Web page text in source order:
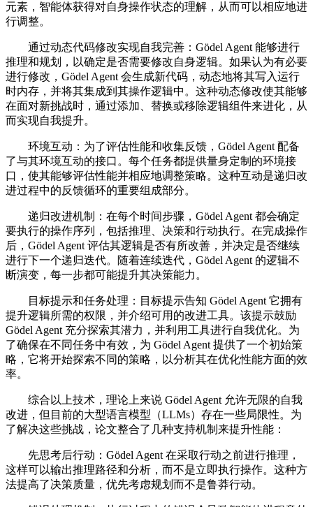
元素，智能体获得对自身操作状态的理解，从而可以相应地进
行调整。
通过动态代码修改实现自我完善：Gödel Agent 能够进行
推理和规划，以确定是否需要修改自身逻辑。如果认为有必要
进行修改，Gödel Agent 会生成新代码，动态地将其写入运行
时内存，并将其集成到其操作逻辑中。这种动态修改使其能够
在面对新挑战时，通过添加、替换或移除逻辑组件来进化，从
而实现自我提升。
环境互动：为了评估性能和收集反馈，Gödel Agent 配备
了与其环境互动的接口。每个任务都提供量身定制的环境接
口，使其能够评估性能并相应地调整策略。这种互动是递归改
进过程中的反馈循环的重要组成部分。
递归改进机制：在每个时间步骤，Gödel Agent 都会确定
要执行的操作序列，包括推理、决策和行动执行。在完成操作
后，Gödel Agent 评估其逻辑是否有所改善，并决定是否继续
进行下一个递归迭代。随着连续迭代，Gödel Agent 的逻辑不
断演变，每一步都可能提升其决策能力。
目标提示和任务处理：目标提示告知 Gödel Agent 它拥有
提升逻辑所需的权限，并介绍可用的改进工具。该提示鼓励
Gödel Agent 充分探索其潜力，并利用工具进行自我优化。为
了确保在不同任务中有效，为 Gödel Agent 提供了一个初始策
略，它将开始探索不同的策略，以分析其在优化性能方面的效
率。
综合以上技术，理论上来说 Gödel Agent 允许无限的自我
改进，但目前的大型语言模型（LLMs）存在一些局限性。为
了解决这些挑战，论文整合了几种支持机制来提升性能：
先思考后行动：Gödel Agent 在采取行动之前进行推理，
这样可以输出推理路径和分析，而不是立即执行操作。这种方
法提高了决策质量，优先考虑规划而不是鲁莽行动。